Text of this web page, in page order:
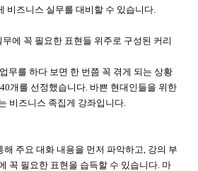
비즈니스 실무를 대비할 수 있습니다.
에 꼭 필요한 표현들 위주로 구성된 커리
무를 하다 보면 한 번쯤 꼭 겪게 되는 상황
개를 선정했습니다. 바쁜 현대인들을 위한
비즈니스 족집게 강좌입니다.
해 주요 대화 내용을 먼저 파악하고, 강의 부
꼭 필요한 표현을 습득할 수 있습니다. 마